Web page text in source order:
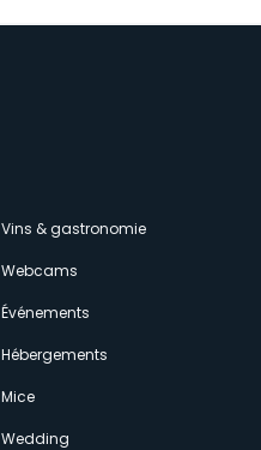
Vins & gastronomie
Webcams
Événements
Hébergements
Mice
Wedding